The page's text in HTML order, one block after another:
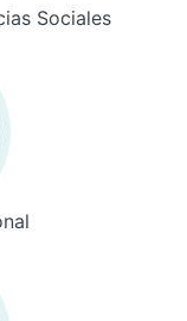
Sociales